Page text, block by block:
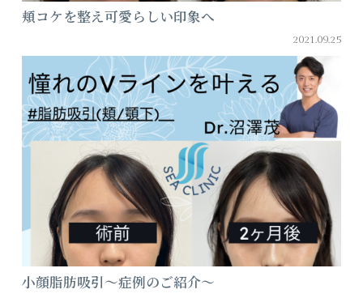
頬コケを整え可愛らしい印象へ
2021.09.25
小顔脂肪吸引～症例のご紹介～